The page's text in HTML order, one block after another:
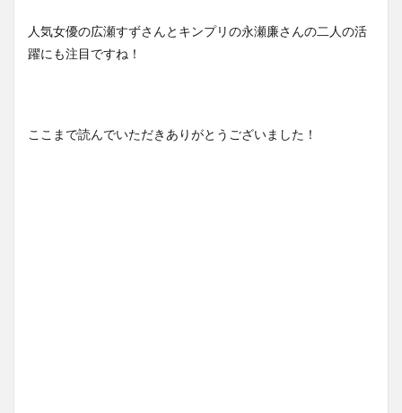
人気女優の広瀬すずさんとキンプリの永瀬廉さんの二人の活
躍にも注目ですね！
ここまで読んでいただきありがとうございました！